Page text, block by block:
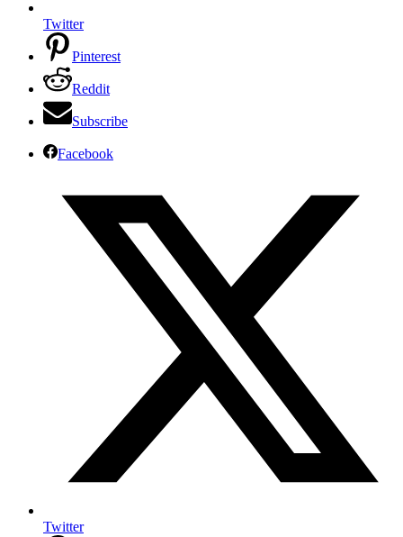
Twitter
Pinterest
Reddit
Subscribe
Facebook
Twitter